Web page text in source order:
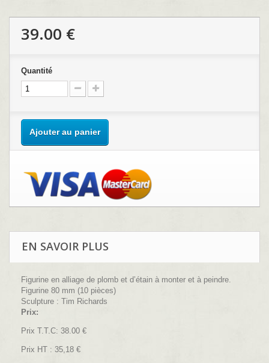
39.00 €
Quantité
Ajouter au panier
EN SAVOIR PLUS
Figurine en alliage de plomb et d’étain à monter et à peindre.
Figurine 80 mm (10 pièces)
Sculpture : Tim Richards
Prix:
Prix T.T.C: 38.00 €
Prix HT : 35,18 €